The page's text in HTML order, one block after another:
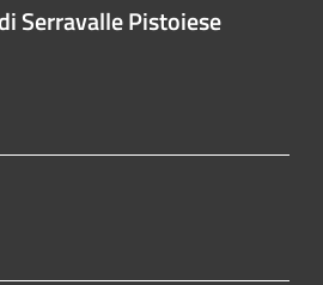
Serravalle Pistoiese